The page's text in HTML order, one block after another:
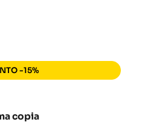
-15%
copia